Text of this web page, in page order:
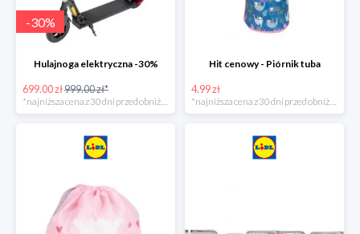
-30%
Hulajnoga elektryczna -30%
699.00 zł999.00 zł*
Hit cenowy - Piórnik tuba
4.99 zł